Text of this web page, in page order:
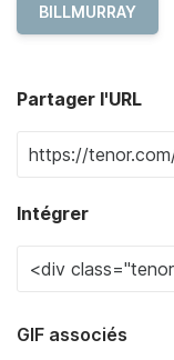
BILLMURRAY
Partager l'URL
Intégrer
GIF associés